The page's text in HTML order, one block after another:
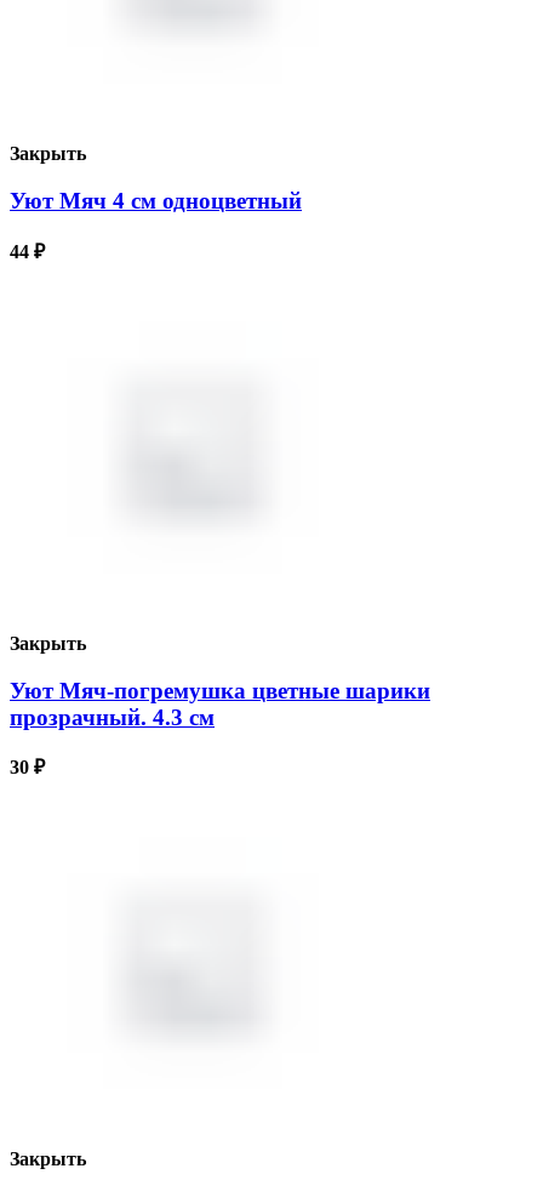
Закрыть
Уют Мяч 4 см одноцветный
44 ₽
Закрыть
Уют Мяч-погремушка цветные шарики
прозрачный. 4.3 см
30 ₽
Закрыть